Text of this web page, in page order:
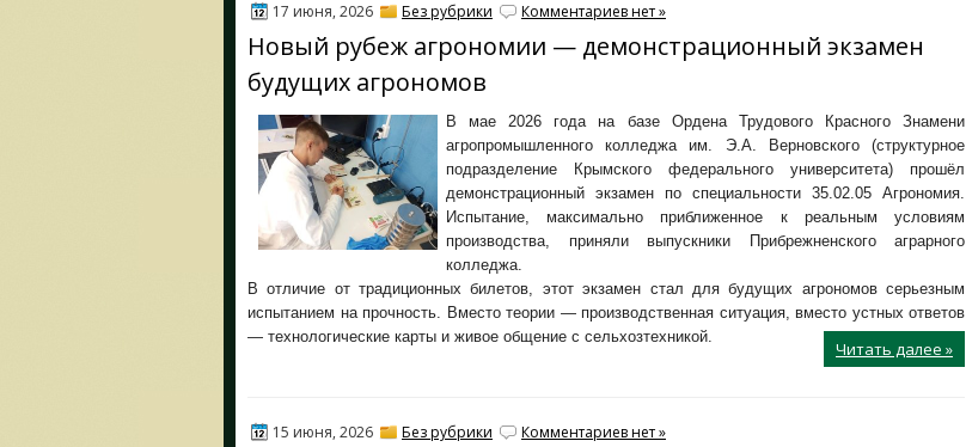
17 июня, 2026 Без рубрики Комментариев нет »
Новый рубеж агрономии — демонстрационный экзамен
будущих агрономов
В мае 2026 года на базе Ордена Трудового Красного Знамени
агропромышленного колледжа им. Э.А. Верновского (структурное
подразделение Крымского федерального университета) прошёл
демонстрационный экзамен по специальности 35.02.05 Агрономия.
Испытание, максимально приближенное к реальным условиям
производства, приняли выпускники Прибрежненского аграрного
колледжа.
В отличие от традиционных билетов, этот экзамен стал для будущих агрономов серьезным
испытанием на прочность. Вместо теории — производственная ситуация, вместо устных ответов
— технологические карты и живое общение с сельхозтехникой.
Читать далее »
15 июня, 2026 Без рубрики Комментариев нет »